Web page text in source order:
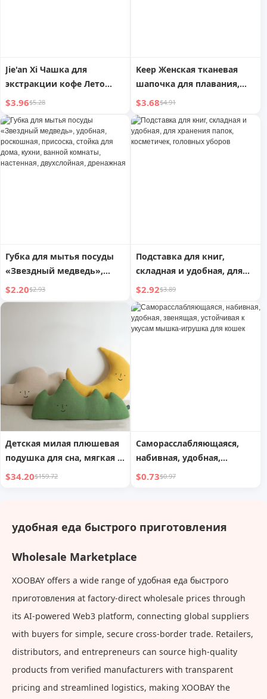
Jie'an Xi Чашка для
экстракции кофе Лето
Хорошая внешность
Чашка для холодного
заваривания Портативная
удобная пластиковая
чашка для воды Бутылка
для холодного
$3.96$5.28
Keep Женская тканевая
шапочка для плавания,
удобная посадка, большой
размер, взрослая печатная
шляпа, профессиональная,
для длинных волос,
$3.68$4.91
Губка для мытья посуды
«Звездный медведь»,
удобная, роскошная,
присоска, стойка для
$2.20$2.93
Подставка для книг,
складная и удобная, для
хранения папок,
косметичек, головных
уборов
$2.92$3.89
Детская милая плюшевая
подушка для сна, мягкая и
удобная подушка для
для дома, милая, из
подушка, вышитый
милая, из чистого хлопка,
комфортная
$34.20$159.72
Саморасслабляющаяся,
набивная, удобная,
звенящая, устойчивая к
$0.73$0.97
удобная еда быстрого приготовления
Wholesale Marketplace
XOOBAY offers a wide range of удобная еда быстрого
приготовления at factory-direct wholesale prices through
its AI-powered Web3 platform, connecting global suppliers
with buyers for simple, secure cross-border trade. Retailers,
distributors, and entrepreneurs can source high-quality
products from verified manufacturers with transparent
pricing and streamlined logistics, making XOOBAY the